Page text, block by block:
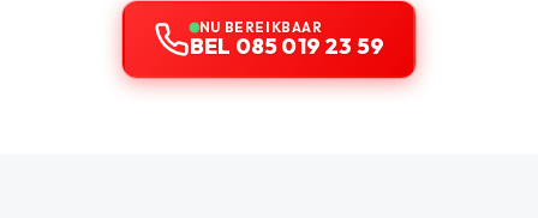
NU BEREIKBAAR
BEL 085 019 23 59